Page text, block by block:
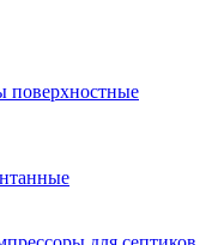
поверхностные